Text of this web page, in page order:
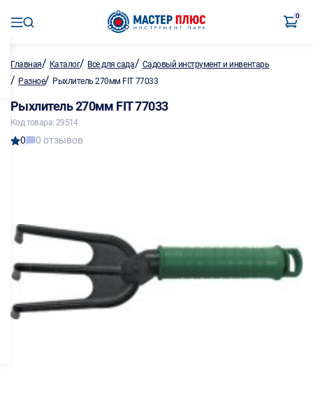
0
Главная/ Каталог/ Все для сада/ Садовый инструмент и инвентарь
/ Разное/ Рыхлитель 270мм FIT 77033
Рыхлитель 270мм FIT 77033
Код товара: 29514
0 0 отзывов